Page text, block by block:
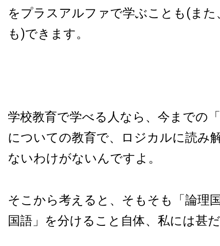
をプラスアルファで学ぶことも(ま
も)できます。
学校教育で学べる人なら、今までの
についての教育で、ロジカルに読み
ないわけがないんですよ。
そこから考えると、そもそも「論理
国語」を分けること自体、私には甚